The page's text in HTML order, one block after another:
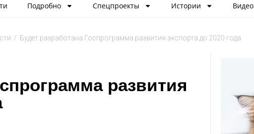
Подробно Спецпроекты Истории Видео
/ Будет разработана Госпрограмма развития экспорта до 2020 года
развития